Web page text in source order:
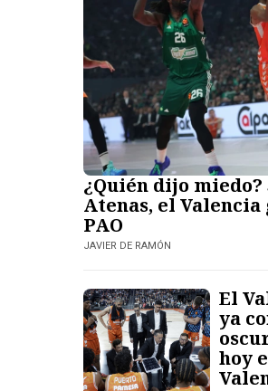
¿Quién dijo
Atenas, el Valencia
PAO
JAVIER DE RAMÓN
El
ya
hoy